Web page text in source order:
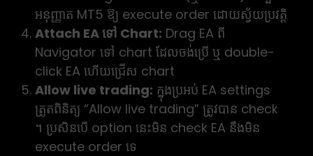
អនុញ្ញាត MT5 ឱ្យ execute order ដោយស្វ័យប្រវត្តិ
Attach EA ទៅ Chart: Drag EA ពី
Navigator ទៅ chart ដែលចង់ប្រើ ឬ double-
click EA ហើយជ្រើស chart
Allow live trading: ក្នុងប្រអប់ EA settings
ត្រូតពិនិត្យ “Allow live trading” ត្រូវបាន check
។ ប្រសិនបើ option នេះមិន check EA នឹងមិន
execute order ទេ